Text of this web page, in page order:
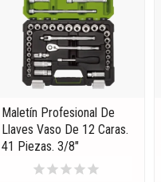
Maletín Profesional De
Llaves Vaso De 12 Caras.
41 Piezas. 3/8"
starstarstarstarstar